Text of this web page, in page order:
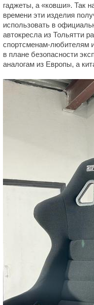
гаджеты, а «ковши». Так
времени эти изделия
использовать в
автокресла из Тольятти
спортсменам-любителям
в плане безопасности
аналогам из Европы, а